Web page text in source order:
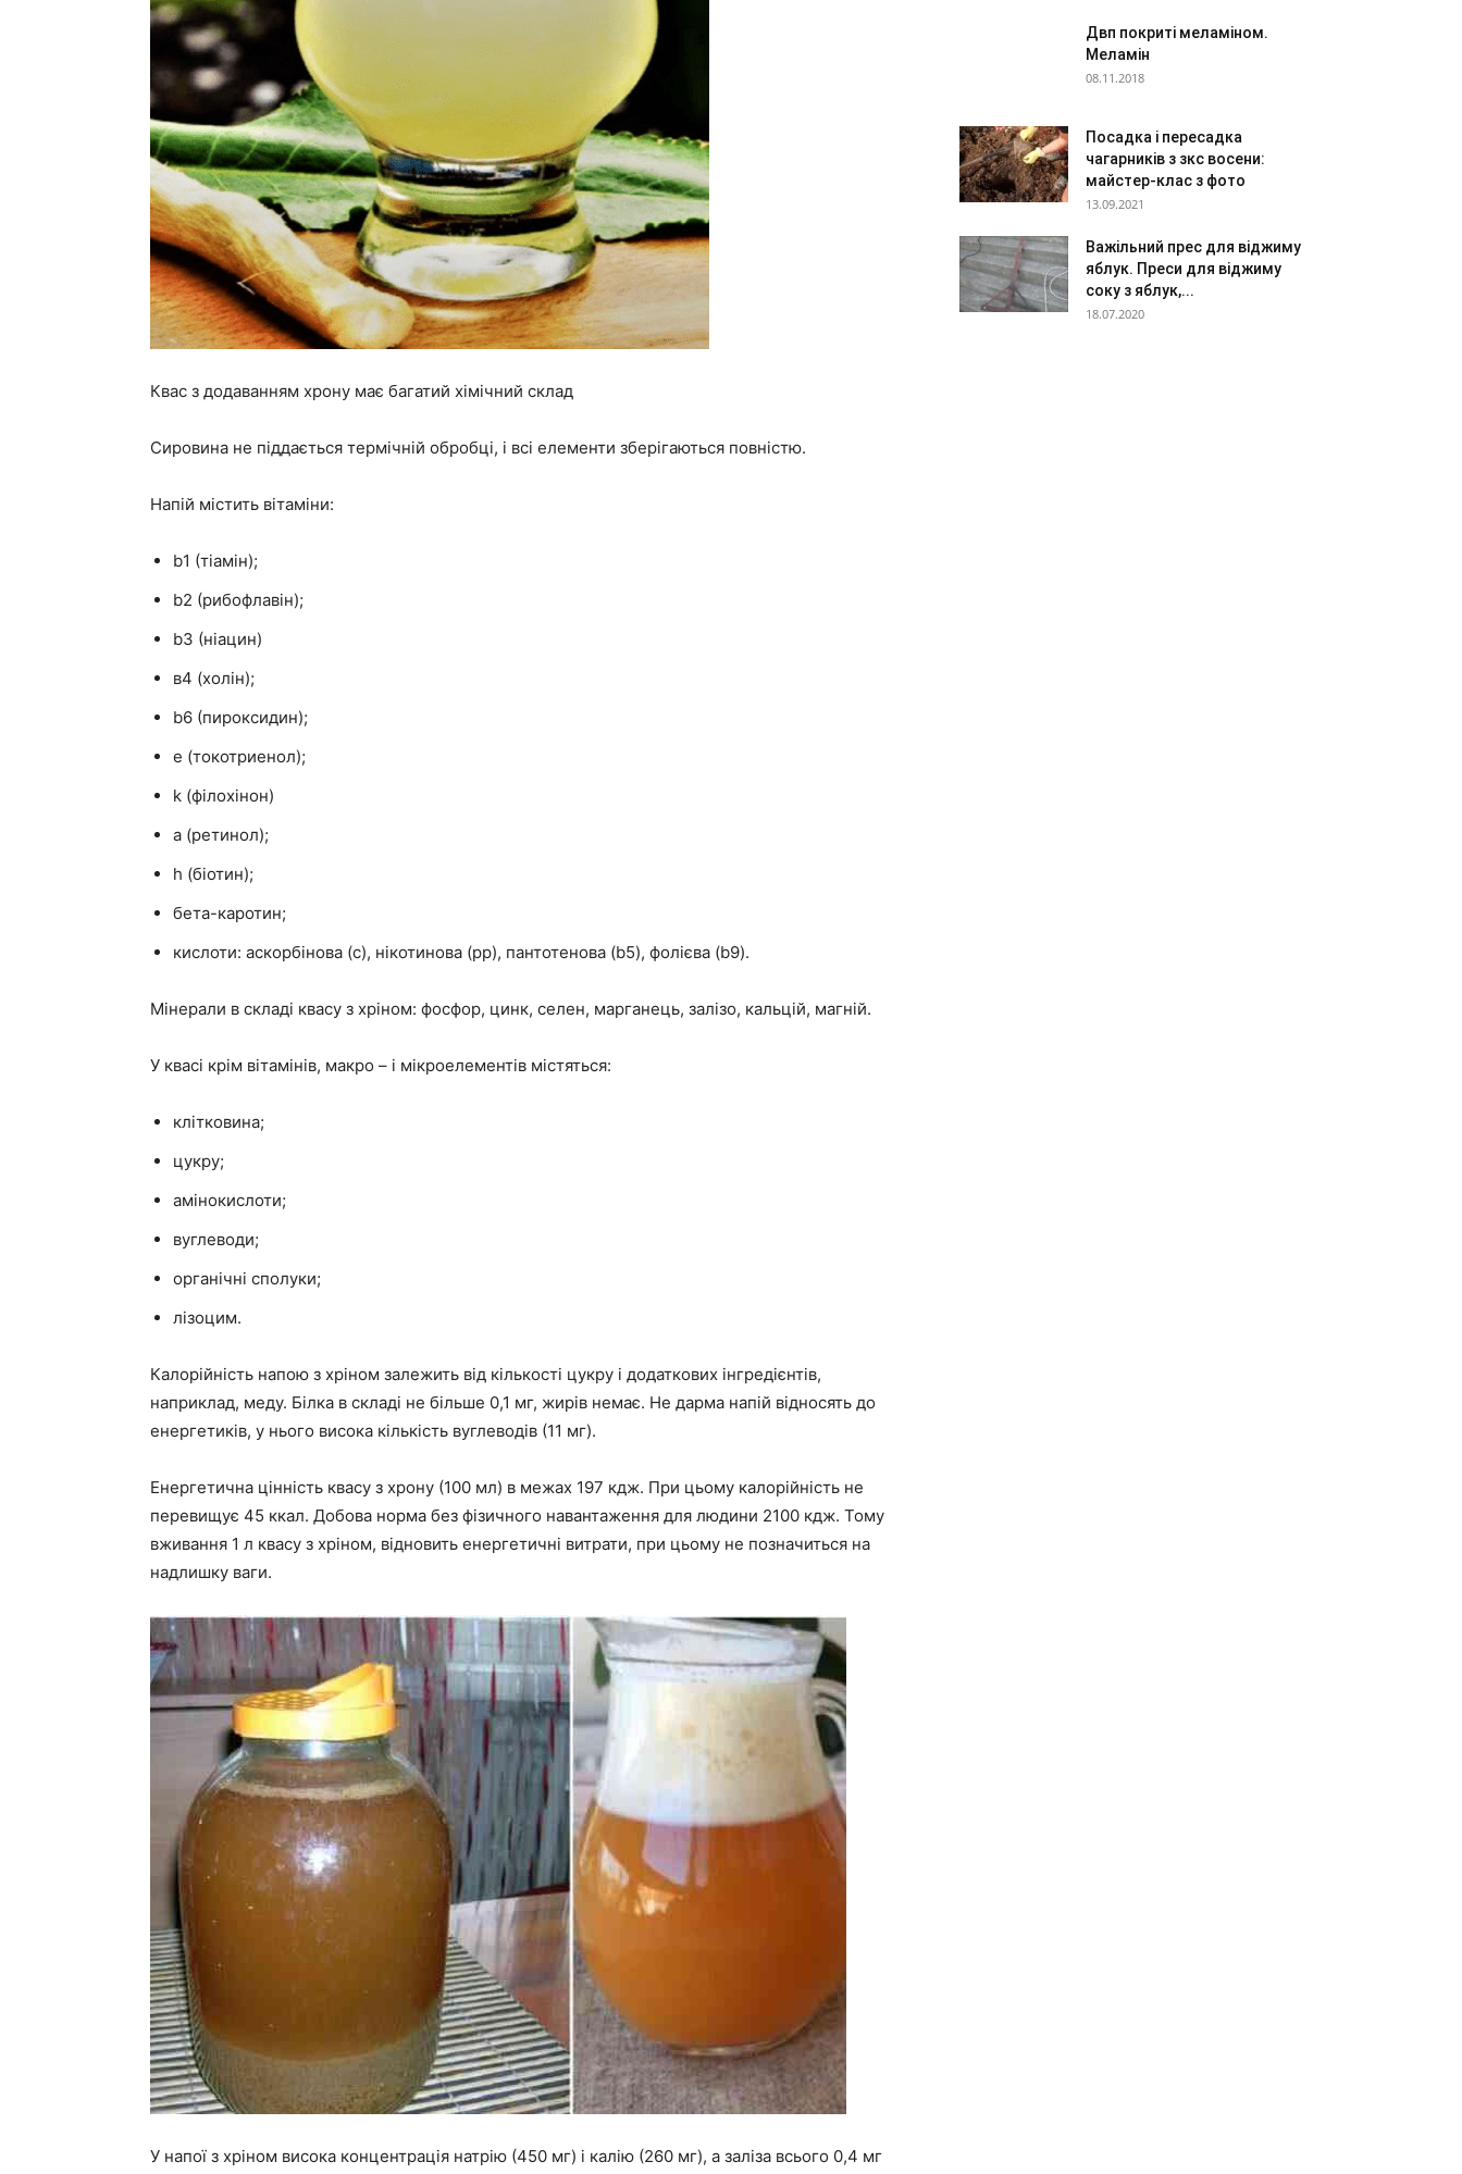
Квас з додаванням хрону має багатий хімічний склад
Сировина не піддається термічній обробці, і всі елементи зберігаються повністю.
Напій містить вітаміни:
b1 (тіамін);
b2 (рибофлавін);
b3 (ніацин)
в4 (холін);
b6 (пироксидин);
e (токотриенол);
k (філохінон)
а (ретинол);
h (біотин);
бета-каротин;
кислоти: аскорбінова (c), нікотинова (pp), пантотенова (b5), фолієва (b9).
Мінерали в складі квасу з хріном: фосфор, цинк, селен, марганець, залізо, кальцій, магній.
У квасі крім вітамінів, макро – і мікроелементів містяться:
клітковина;
цукру;
амінокислоти;
вуглеводи;
органічні сполуки;
лізоцим.
Калорійність напою з хріном залежить від кількості цукру і додаткових інгредієнтів,
наприклад, меду. Білка в складі не більше 0,1 мг, жирів немає. Не дарма напій відносять до
енергетиків, у нього висока кількість вуглеводів (11 мг).
Енергетична цінність квасу з хрону (100 мл) в межах 197 кдж. При цьому калорійність не
перевищує 45 ккал. Добова норма без фізичного навантаження для людини 2100 кдж. Тому
вживання 1 л квасу з хріном, відновить енергетичні витрати, при цьому не позначиться на
надлишку ваги.
У напої з хріном висока концентрація натрію (450 мг) і калію (260 мг), а заліза всього 0,4 мг
Двп покриті меламіном.
Меламін
08.11.2018
Посадка і пересадка
чагарників з зкс восени:
майстер-клас з фото
13.09.2021
Важільний прес для віджиму
яблук. Преси для віджиму
соку з яблук,...
18.07.2020